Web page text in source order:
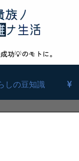
功💡のモトに。
しの豆知識